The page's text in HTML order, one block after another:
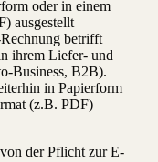
oder in einem
ausgestellt
betrifft
ihrem Liefer- und
Business, B2B).
in Papierform
(z.B. PDF)
der Pflicht zur E-